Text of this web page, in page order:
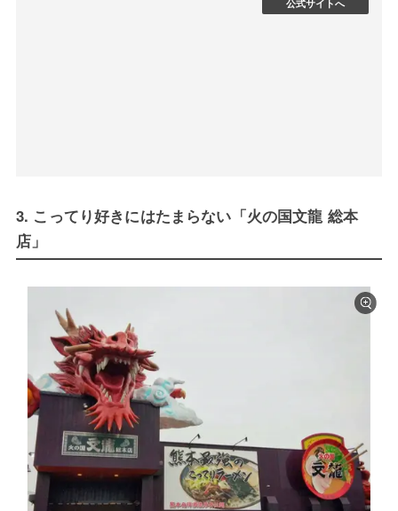
公式サイトへ
3. こってり好きにはたまらない「火の国文龍 総本
店」